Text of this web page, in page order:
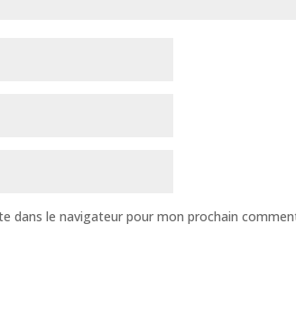
dans le navigateur pour mon prochain